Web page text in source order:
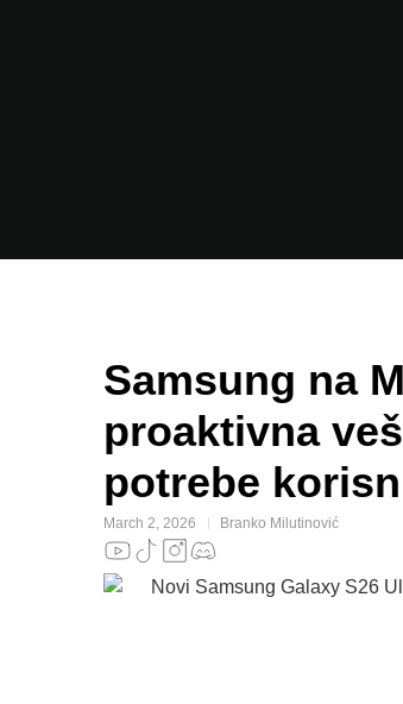
Samsung na
proaktivna
potrebe
March 2, 2026 Branko Milutinović